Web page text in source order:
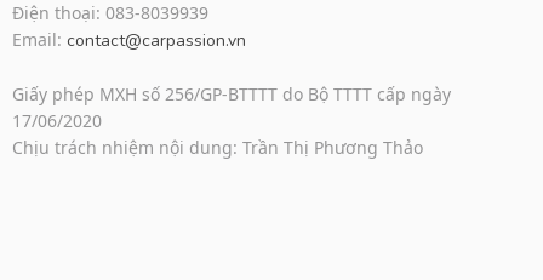
Điện thoại: 083-8039939
Email: contact@carpassion.vn
Giấy phép MXH số 256/GP-BTTTT do Bộ TTTT cấp ngày
17/06/2020
Chịu trách nhiệm nội dung: Trần Thị Phương Thảo